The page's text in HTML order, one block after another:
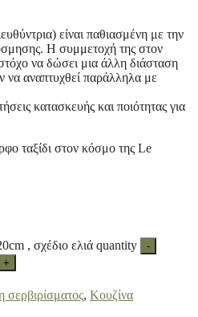
είναι παθιασμένη με την
Η συμμετοχή της στον
να δώσει μια άλλη διάσταση
να αναπτυχθεί παράλληλα με
κατασκευής και ποιότητας για
ταξίδι στον κόσμο της Le
, σχέδιο ελιά quantity
-
+
σερβιρίσματος, Κουζίνα